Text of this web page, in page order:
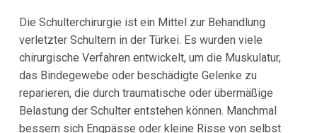
Die Schulterchirurgie ist ein Mittel zur Behandlung
verletzter Schultern in der Türkei. Es wurden viele
chirurgische Verfahren entwickelt, um die Muskulatur,
das Bindegewebe oder beschädigte Gelenke zu
reparieren, die durch traumatische oder übermäßige
Belastung der Schulter entstehen können. Manchmal
bessern sich Engpässe oder kleine Risse von selbst